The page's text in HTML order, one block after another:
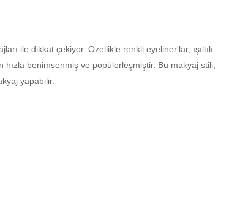
ile dikkat çekiyor. Özellikle renkli eyeliner'lar, ışıltılı
hızla benimsenmiş ve popülerleşmiştir. Bu makyaj stili,
yapabilir.